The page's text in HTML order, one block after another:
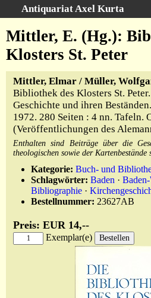
Antiquariat Axel Kurta
Startseite
Sachgebiete
Schlagwörter
Kataloge
Ankauf
Warenkorb
Anfahrt/Kontakt
Geschäftschronik
Mittler, E. (Hg.):
Klosters St. Peter
Mittler, Elmar / Müller,
Bibliothek des Klosters St.
Geschichte und ihren
1972. 280 Seiten : 4 nn. Tafeln.
(Veröffentlichungen des
Enthalten sind Beiträge über die
theologischen sowie der
Kategorie: Buch- und
Schlagwörter: Baden ·
Bibliographie ·
Bestellnummer: 23627AB
Preis: EUR 14,--
Exemplar(e)